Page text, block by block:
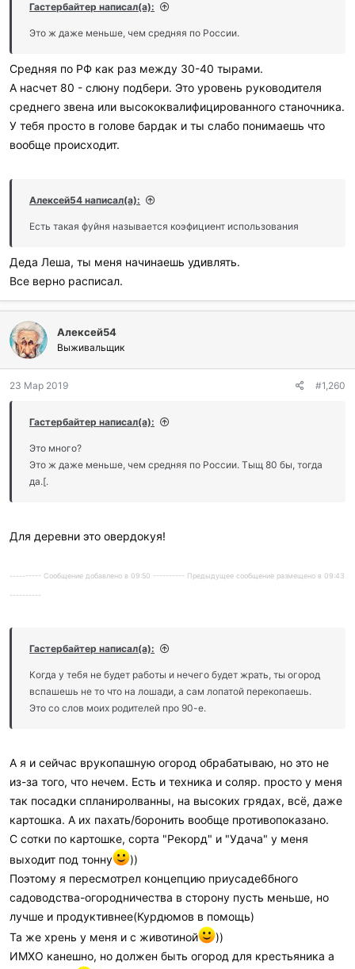
Гастербайтер написал(а):
Это ж даже меньше, чем средняя по России.
Средняя по РФ как раз между 30-40 тырами.
А насчет 80 - слюну подбери. Это уровень руководителя
среднего звена или высококвалифицированного станочника.
У тебя просто в голове бардак и ты слабо понимаешь что
вообще происходит.
Алексей54 написал(а):
Есть такая фуйня называется коэфициент использования
Деда Леша, ты меня начинаешь удивлять.
Все верно расписал.
Алексей54
Выживальщик
23 Мар 2019 #1,260
Гастербайтер написал(а):
Это много?
Это ж даже меньше, чем средняя по России. Тыщ 80 бы, тогда
да.[.
Для деревни это овердокуя!
---------- Сообщение добавлено в 09:50 ---------- Предыдущее сообщение размещено в 09:43
----------
Гастербайтер написал(а):
Когда у тебя не будет работы и нечего будет жрать, ты огород
вспашешь не то что на лошади, а сам лопатой перекопаешь.
Это со слов моих родителей про 90-е.
А я и сейчас врукопашную огород обрабатываю, но это не
из-за того, что нечем. Есть и техника и соляр. просто у меня
так посадки спланиролванны, на высоких грядах, всё, даже
картошка. А их пахать/боронить вообще противопоказано.
С сотки по картошке, сорта "Рекорд" и "Удача" у меня
выходит под тонну
))
Поэтому я пересмотрел концепцию приусаде6бного
садоводства-огородничества в сторону пусть меньше, но
лучше и продуктивнее(Курдюмов в помощь)
Та же хрень у меня и с животиной
))
ИМХО канешно, но должен быть огород для крестьяника а